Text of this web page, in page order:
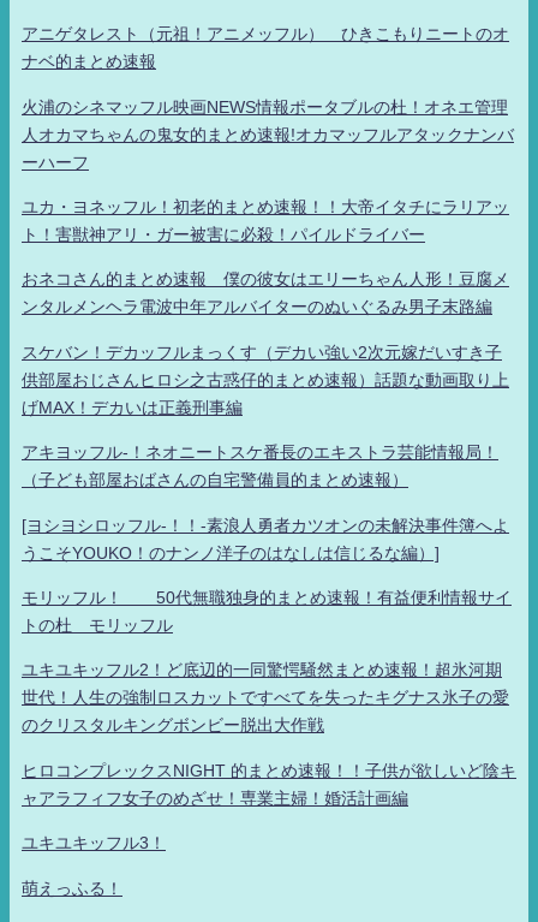
アニゲタレスト（元祖！アニメッフル） ひきこもりニートのオ
ナベ的まとめ速報
火浦のシネマッフル映画NEWS情報ポータブルの杜！オネエ管理
人オカマちゃんの鬼女的まとめ速報!オカマッフルアタックナンバ
ーハーフ
ユカ・ヨネッフル！初老的まとめ速報！！大帝イタチにラリアッ
ト！害獣神アリ・ガー被害に必殺！パイルドライバー
おネコさん的まとめ速報 僕の彼女はエリーちゃん人形！豆腐メ
ンタルメンヘラ電波中年アルバイターのぬいぐるみ男子末路編
スケバン！デカッフルまっくす（デカい強い2次元嫁だいすき子
供部屋おじさんヒロシ之古惑仔的まとめ速報）話題な動画取り上
げMAX！デカいは正義刑事編
アキヨッフル-！ネオニートスケ番長のエキストラ芸能情報局！
（子ども部屋おばさんの自宅警備員的まとめ速報）
[ヨシヨシロッフル-！！-素浪人勇者カツオンの未解決事件簿へよ
うこそYOUKO！のナンノ洋子のはなしは信じるな編）]
モリッフル！ 50代無職独身的まとめ速報！有益便利情報サイ
トの杜 モリッフル
ユキユキッフル2！ど底辺的一同驚愕騒然まとめ速報！超氷河期
世代！人生の強制ロスカットですべてを失ったキグナス氷子の愛
のクリスタルキングボンビー脱出大作戦
ヒロコンプレックスNIGHT 的まとめ速報！！子供が欲しいど陰キ
ャアラフィフ女子のめざせ！専業主婦！婚活計画編
ユキユキッフル3！
萌えっふる！